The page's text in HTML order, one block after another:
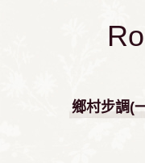
鄉村步調(